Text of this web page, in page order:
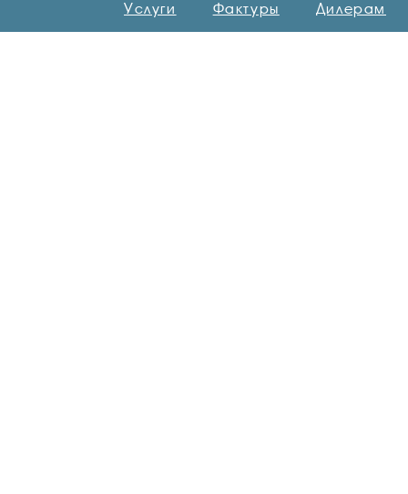
Услуги Фактуры Дилерам